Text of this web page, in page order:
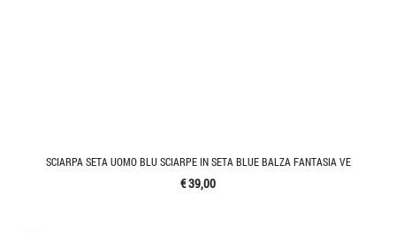
SCIARPA SETA UOMO BLU SCIARPE IN SETA BLUE BALZA FANTASIA VE
€ 39,00